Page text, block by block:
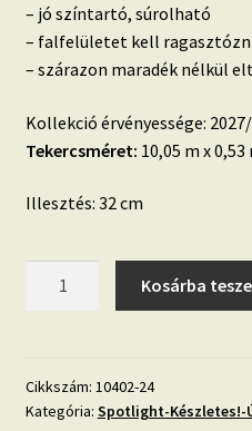
– jó színtartó, súrolható
– falfelületet kell
– szárazon maradék nélkül
Kollekció érvényessége:
Tekercsméret: 10,05 m x
Illesztés: 32 cm
anyagában
strukturált
Kosárba
Cikkszám: 10402-24
Kategória: Spotlight-Készletes!-